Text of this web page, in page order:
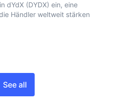
dYdX (DYDX) ein, eine
Händler weltweit stärken
See all